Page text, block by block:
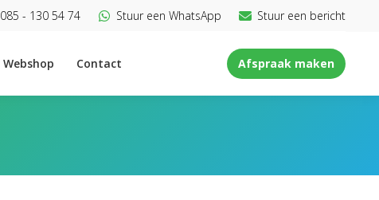
085 - 130 54 74 Stuur een WhatsApp Stuur een bericht
Webshop Contact Afspraak maken